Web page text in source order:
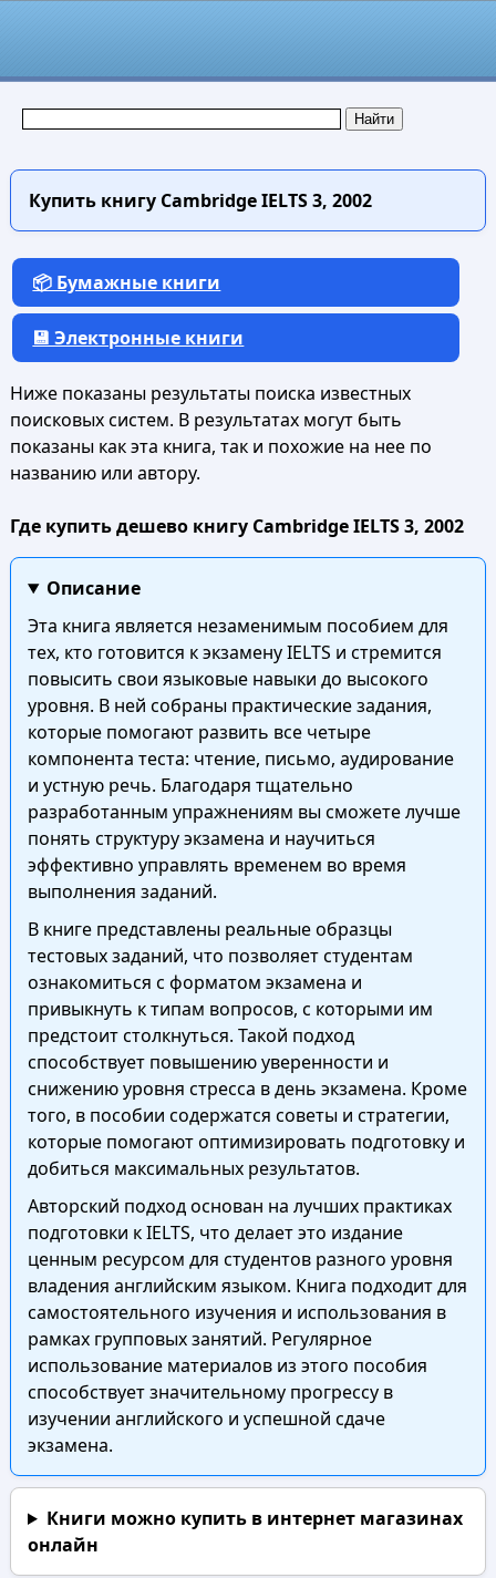
Купить книгуCambridge IELTS 3, 2002
📦 Бумажные книги
💾 Электронные книги
Ниже показаны результаты поиска известных
поисковых систем. В результатах могут быть
показаны как эта книга, так и похожие на нее по
названию или автору.
Где купить дешево книгу Cambridge IELTS 3, 2002
Описание
Эта книга является незаменимым пособием для
тех, кто готовится к экзамену IELTS и стремится
повысить свои языковые навыки до высокого
уровня. В ней собраны практические задания,
которые помогают развить все четыре
компонента теста: чтение, письмо, аудирование
и устную речь. Благодаря тщательно
разработанным упражнениям вы сможете лучше
понять структуру экзамена и научиться
эффективно управлять временем во время
выполнения заданий.
В книге представлены реальные образцы
тестовых заданий, что позволяет студентам
ознакомиться с форматом экзамена и
привыкнуть к типам вопросов, с которыми им
предстоит столкнуться. Такой подход
способствует повышению уверенности и
снижению уровня стресса в день экзамена. Кроме
того, в пособии содержатся советы и стратегии,
которые помогают оптимизировать подготовку и
добиться максимальных результатов.
Авторский подход основан на лучших практиках
подготовки к IELTS, что делает это издание
ценным ресурсом для студентов разного уровня
владения английским языком. Книга подходит для
самостоятельного изучения и использования в
рамках групповых занятий. Регулярное
использование материалов из этого пособия
способствует значительному прогрессу в
изучении английского и успешной сдаче
экзамена.
Книги можно купить в интернет магазинах
онлайн